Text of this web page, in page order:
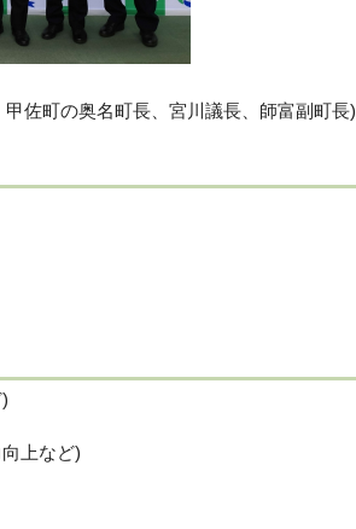
佐町の奥名町長、宮川議長、師富副町長)
上など)